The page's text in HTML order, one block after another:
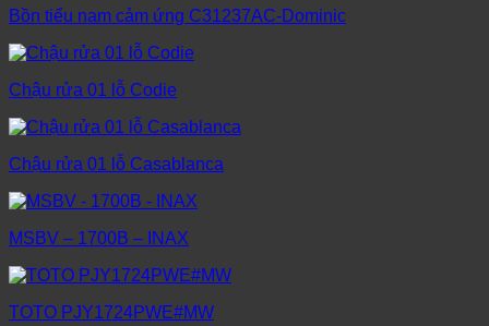
Bồn tiểu nam cảm ứng C31237AC-Dominic
Chậu rửa 01 lỗ Codie
Chậu rửa 01 lỗ Casablanca
MSBV – 1700B – INAX
TOTO PJY1724PWE#MW